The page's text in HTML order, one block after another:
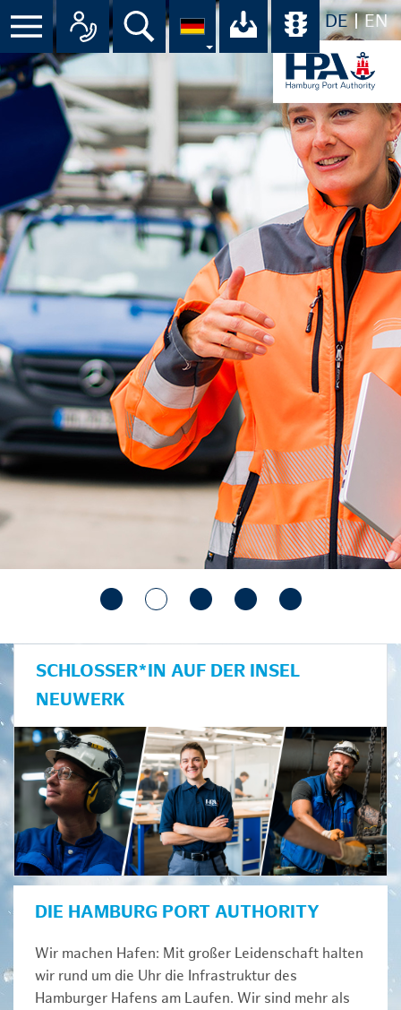
DE EN
Menü Alle Ansprechpartner im
Suche Ihr Download-
SCHLOSSER*IN AUF DER INSEL
NEUWERK
DIE HAMBURG PORT AUTHORITY
Wir machen Hafen: Mit großer Leidenschaft halten
wir rund um die Uhr die Infrastruktur des
Hamburger Hafens am Laufen. Wir sind mehr als